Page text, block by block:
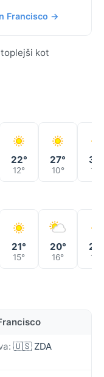
Francisco →
kot
22°
12°
27°
10° 16°
21°
15°
20°
16° 16°
🇺🇸 ZDA